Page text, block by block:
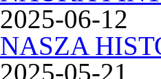
2025-06-12
NASZA
2025-05-21